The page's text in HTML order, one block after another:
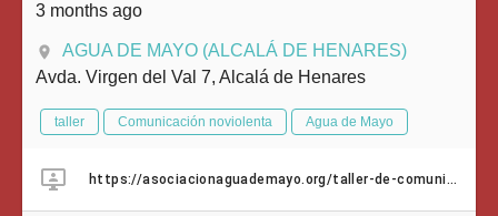
3 months ago
AGUA DE MAYO (ALCALÁ DE HENARES)
Avda. Virgen del Val 7, Alcalá de Henares
taller Comunicación noviolenta Agua de Mayo
https://asociacionaguademayo.org/taller-de-comunicacion-no-violenta/